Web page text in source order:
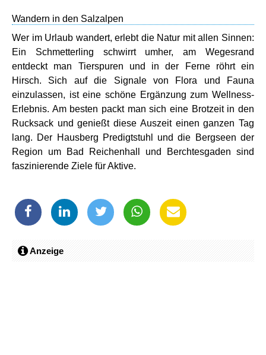
Wandern in den Salzalpen
Wer im Urlaub wandert, erlebt die Natur mit allen Sinnen:
Ein Schmetterling schwirrt umher, am Wegesrand
entdeckt man Tierspuren und in der Ferne röhrt ein
Hirsch. Sich auf die Signale von Flora und Fauna
einzulassen, ist eine schöne Ergänzung zum Wellness-
Erlebnis. Am besten packt man sich eine Brotzeit in den
Rucksack und genießt diese Auszeit einen ganzen Tag
lang. Der Hausberg Predigtstuhl und die Bergseen der
Region um Bad Reichenhall und Berchtesgaden sind
faszinierende Ziele für Aktive.
Anzeige